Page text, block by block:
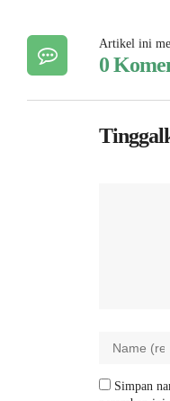
Artikel ini
0
Simpan